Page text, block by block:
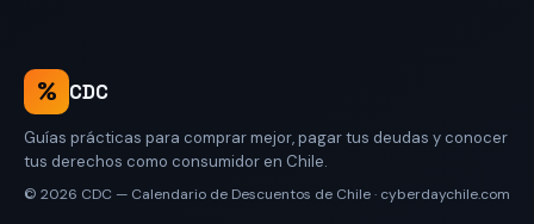
% CDC
Guías prácticas para comprar mejor, pagar tus deudas y conocer
tus derechos como consumidor en Chile.
© 2026 CDC — Calendario de Descuentos de Chile· cyberdaychile.com